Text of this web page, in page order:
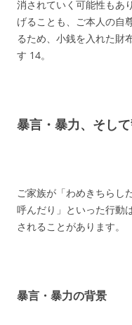
消されていく可能性もあ
げることも、ご本人の自
るため、小銭を入れた財
す 14。
暴言・暴力、そし
ご家族が「わめきちらし
呼んだり」といった行動
されることがあります。
暴言・暴力の背景